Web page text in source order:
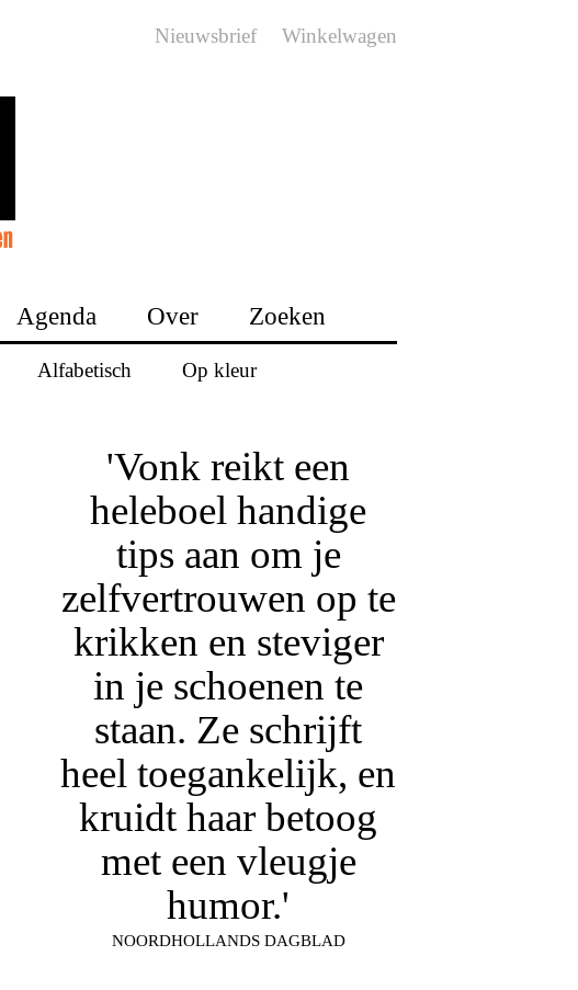
Nieuwsbrief Winkelwagen
Alfabetisch Op kleur
Agenda Over Zoeken
'Vonk reikt een
heleboel handige
tips aan om je
zelfvertrouwen op te
krikken en steviger
in je schoenen te
staan. Ze schrijft
heel toegankelijk, en
kruidt haar betoog
met een vleugje
humor.'
NOORDHOLLANDS DAGBLAD